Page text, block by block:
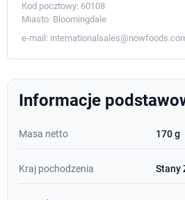
Kod pocztowy: 60108
Miasto: Bloomingdale
e-mail:
Informacje
Masa netto 170 g
Kraj pochodzenia Stany